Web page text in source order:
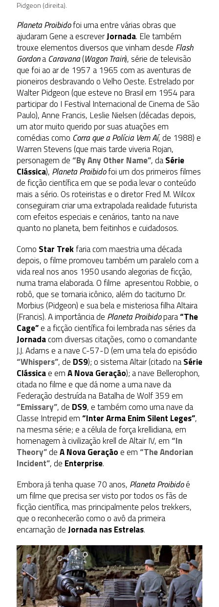
Pidgeon (direita).
Planeta Proibidofoi uma entre várias obras que
ajudaram Gene a escreverJornada. Ele também
trouxe elementos diversos que vinham desde Flash
Gordona Caravana(Wagon Train), série de televisão
que foi ao ar de 1957 a 1965 com as aventuras de
pioneiros desbravando o Velho Oeste. Estrelado por
Walter Pidgeon (que esteve no Brasil em 1954 para
participar do I Festival Internacional de Cinema de São
Paulo), Anne Francis, Leslie Nielsen (décadas depois,
um ator muito querido por suas atuações em
comédias como Corra que a Polícia Vem Aí, de 1988) e
Warren Stevens (que mais tarde viveria Rojan,
personagem de“By Any Other Name”, daSérie
Clássica), Planeta Proibidofoi um dos primeiros filmes
de ficção científica em que se podia levar o conteúdo
mais a sério. Os roteiristas e o diretor Fred M. Wilcox
conseguiram criar uma extrapolada realidade futurista
com efeitos especiais e cenários, tanto na nave
quanto no planeta, bem feitinhos e cuidadosos.
Como Star Trekfaria com maestria uma década
depois, o filme promoveu também um paralelo com a
vida real nos anos 1950 usando alegorias de ficção,
numa trama elaborada. O filme apresentou Robbie, o
robô, que se tornaria icônico, além do taciturno Dr.
Morbius (Pidgeon) e sua bela e misteriosa filha Altaira
(Francis). A importância de Planeta Proibidopara“The
Cage”e a ficção científica foi lembrada nas séries da
Jornadacom diversas citações, como o comandante
J.J. Adams e a nave C-57-D (em uma tela do episódio
“Whispers”, de DS9); o sistema Altair (citado naSérie
Clássicae emA Nova Geração); a nave Bellerophon,
citada no filme e que dá nome a uma nave da
Federação destruída na Batalha de Wolf 359 em
“Emissary”, de DS9, e também como uma nave da
Classe Intrepid em“Inter Arma Enim Silent Leges”,
na mesma série; e a célula de força krellidiana, em
homenagem à civilização krell de Altair IV, em“In
Theory”deA Nova Geraçãoe em“The Andorian
Incident”, de Enterprise.
Embora já tenha quase 70 anos, Planeta Proibidoé
um filme que precisa ser visto por todos os fãs de
ficção científica, mas principalmente pelos trekkers,
que o reconhecerão como o avô da primeira
encarnação deJornada nas Estrelas.